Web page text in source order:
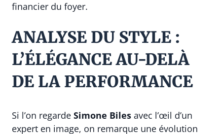
financier du foyer.
ANALYSE DU STYLE :
L’ÉLÉGANCE AU-DELÀ
DE LA PERFORMANCE
Si l’on regarde Simone Biles avec l’œil d’un
expert en image, on remarque une évolution